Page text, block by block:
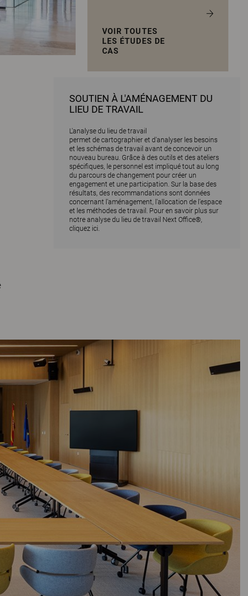
VOIR TOUTES
LES ÉTUDES DE
CAS
SOUTIEN À L'AMÉNAGEMENT DU
LIEU DE TRAVAIL
L'analyse du lieu de travail
permet de cartographier et d'analyser les besoins
et les schémas de travail avant de concevoir un
nouveau bureau. Grâce à des outils et des ateliers
spécifiques, le personnel est impliqué tout au long
du parcours de changement pour créer un
engagement et une participation. Sur la base des
résultats, des recommandations sont données
concernant l'aménagement, l'allocation de l'espace
et les méthodes de travail. Pour en savoir plus sur
notre analyse du lieu de travail Next Office®,
cliquez ici.